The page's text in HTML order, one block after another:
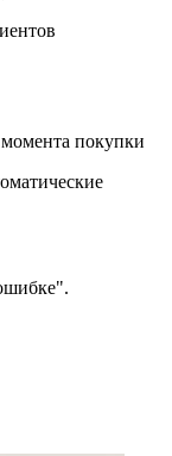
момента покупки